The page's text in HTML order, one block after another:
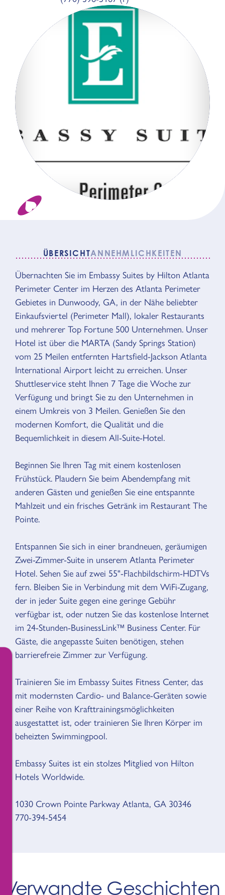
ÜBERSICHTANNEHMLICHKEITEN
ÜBERSICHT
Übernachten Sie im Embassy Suites by Hilton Atlanta
Perimeter Center im Herzen des Atlanta Perimeter
Gebietes in Dunwoody, GA, in der Nähe beliebter
Einkaufsviertel (Perimeter Mall), lokaler Restaurants
und mehrerer Top Fortune 500 Unternehmen. Unser
Hotel ist über die MARTA (Sandy Springs Station)
vom 25 Meilen entfernten Hartsfield-Jackson Atlanta
International Airport leicht zu erreichen. Unser
Shuttleservice steht Ihnen 7 Tage die Woche zur
Verfügung und bringt Sie zu den Unternehmen in
einem Umkreis von 3 Meilen. Genießen Sie den
modernen Komfort, die Qualität und die
Bequemlichkeit in diesem All-Suite-Hotel.
Beginnen Sie Ihren Tag mit einem kostenlosen
Frühstück. Plaudern Sie beim Abendempfang mit
anderen Gästen und genießen Sie eine entspannte
Mahlzeit und ein frisches Getränk im Restaurant The
Pointe.
Entspannen Sie sich in einer brandneuen, geräumigen
Zwei-Zimmer-Suite in unserem Atlanta Perimeter
Hotel. Sehen Sie auf zwei 55"-Flachbildschirm-HDTVs
fern. Bleiben Sie in Verbindung mit dem WiFi-Zugang,
der in jeder Suite gegen eine geringe Gebühr
verfügbar ist, oder nutzen Sie das kostenlose Internet
im 24-Stunden-BusinessLink™ Business Center. Für
Gäste, die angepasste Suiten benötigen, stehen
barrierefreie Zimmer zur Verfügung.
Trainieren Sie im Embassy Suites Fitness Center, das
mit modernsten Cardio- und Balance-Geräten sowie
einer Reihe von Krafttrainingsmöglichkeiten
ausgestattet ist, oder trainieren Sie Ihren Körper im
beheizten Swimmingpool.
Embassy Suites ist ein stolzes Mitglied von Hilton
Hotels Worldwide.
1030 Crown Pointe Parkway Atlanta, GA 30346
770-394-5454
Verwandte Geschichten